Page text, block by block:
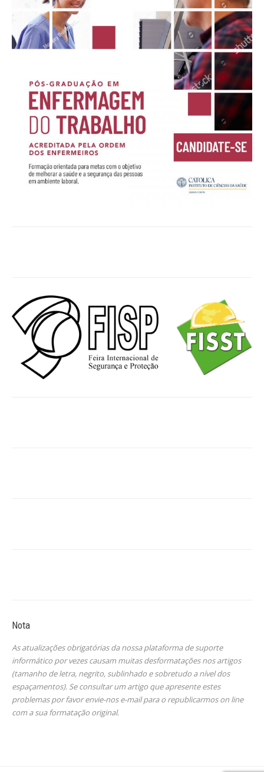
Nota
As atualizações obrigatórias da nossa plataforma de suporte
informático por vezes causam muitas desformatações nos artigos
(tamanho de letra, negrito, sublinhado e sobretudo a nível dos
espaçamentos). Se consultar um artigo que apresente estes
problemas por favor envie-nos e-mail para o republicarmos on line
com a sua formatação original.